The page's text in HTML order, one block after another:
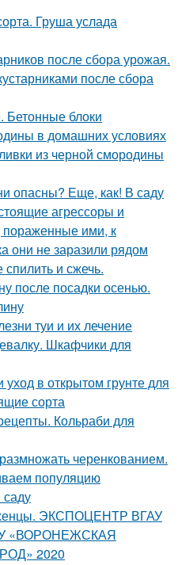
Груша услада
после сбора урожая.
после сбора
Бетонные блоки
в домашних условиях
из черной смородины
опасны? Еще, как! В саду
агрессоры и
пораженные ими, к
они не заразили рядом
и сжечь.
после посадки осенью.
туи и их лечение
Шкафчики для
в открытом грунте для
сорта
Кольраби для
черенкованием.
популяцию
саду
ЭКСПОЦЕНТР ВГАУ
«ВОРОНЕЖСКАЯ
2020